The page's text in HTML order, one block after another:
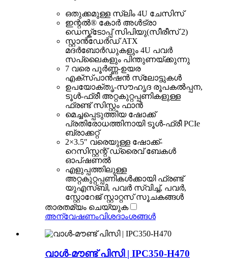
ഒതുക്കമുള്ള സ്ലിം 4U ചേസിസ്
ഇന്റൽ® കോർ അൾട്രാ
ഡെസ്ക്ടോപ്പ് സിപിയു(സീരീസ് 2)
സ്റ്റാൻഡേർഡ് ATX
മദർബോർഡുകളും 4U പവർ
സപ്ലൈകളും പിന്തുണയ്ക്കുന്നു
7 വരെ പൂർണ്ണ-ഉയര
എക്സ്പാൻഷൻ സ്ലോട്ടുകൾ
ഉപയോക്തൃ-സൗഹൃദ രൂപകൽപ്പന,
ടൂൾ-ഫ്രീ അറ്റകുറ്റപ്പണികളുള്ള
ഫ്രണ്ട് സിസ്റ്റം ഫാൻ
മെച്ചപ്പെടുത്തിയ ഷോക്ക്
പ്രതിരോധത്തിനായി ടൂൾ-ഫ്രീ PCIe
ബ്രാക്കറ്റ്
2×3.5″ വരെയുള്ള ഷോക്ക്-
റെസിസ്റ്റന്റ് ഡ്രൈവ് ബേകൾ
ഓപ്ഷണൽ
എളുപ്പത്തിലുള്ള
അറ്റകുറ്റപ്പണികൾക്കായി ഫ്രണ്ട്
യുഎസ്ബി, പവർ സ്വിച്ച്, പവർ,
സ്റ്റോറേജ് സ്റ്റാറ്റസ് സൂചകങ്ങൾ
താരതമ്യം ചെയ്യുക
അന്വേഷണംവിശദാംശങ്ങൾ
വാൾ-മൗണ്ട് പിസി | IPC350-H470